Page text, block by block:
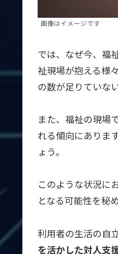
画像はイメージです
では、なぜ今、福
祉現場が抱える様
の数が足りていな
また、福祉の現場
れる傾向にありま
ょう。
このような状況に
となる可能性を秘
利用者の生活の自
を活かした対人支